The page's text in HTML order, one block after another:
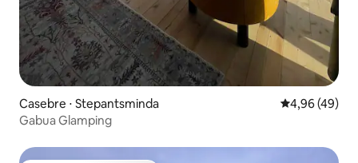
Casebre ⋅ Stepantsminda 4,96 de uma
4,96 (49)
Gabua Glamping